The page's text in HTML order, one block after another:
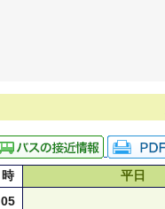
時 平日
05